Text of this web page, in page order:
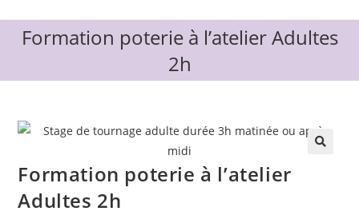
Formation poterie à l’atelier Adultes
2h
Formation poterie à l’atelier
Adultes 2h